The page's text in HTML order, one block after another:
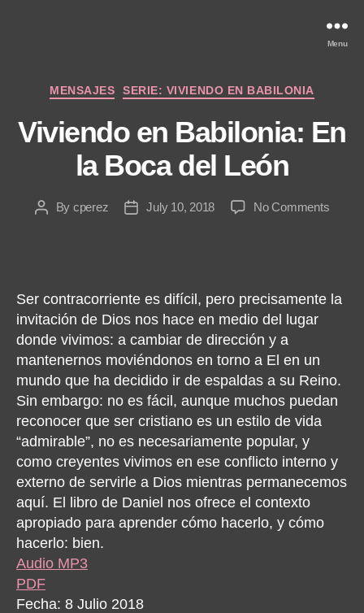
Menu
Categories
MENSAJES SERIE: VIVIENDO EN BABILONIA
Viviendo en Babilonia: En
la Boca del León
PostBy cperez
PostJuly 10, 2018 No Commentson
la
Ser contracorriente es difícil, pero precisamente la
invitación de Dios nos hace en medio del lugar
donde vivimos: a cambiar de dirección y a
mantenernos moviéndonos en torno a El en un
mundo que ha decidido ir de espaldas a su Reino.
Sin embargo: no es fácil, aunque muchos puedan
reconocer que ser cristiano es un estilo de vida
“admirable”, no es necesariamente popular, y
como creyentes vivimos en ese conflicto interno y
externo de servirle a Dios mientras permanecemos
aquí. El libro de Daniel nos ofrece el contexto
apropiado para aprender cómo hacerlo, y cómo
hacerlo: bien.
Audio MP3
PDF
Fecha: 8 Julio 2018